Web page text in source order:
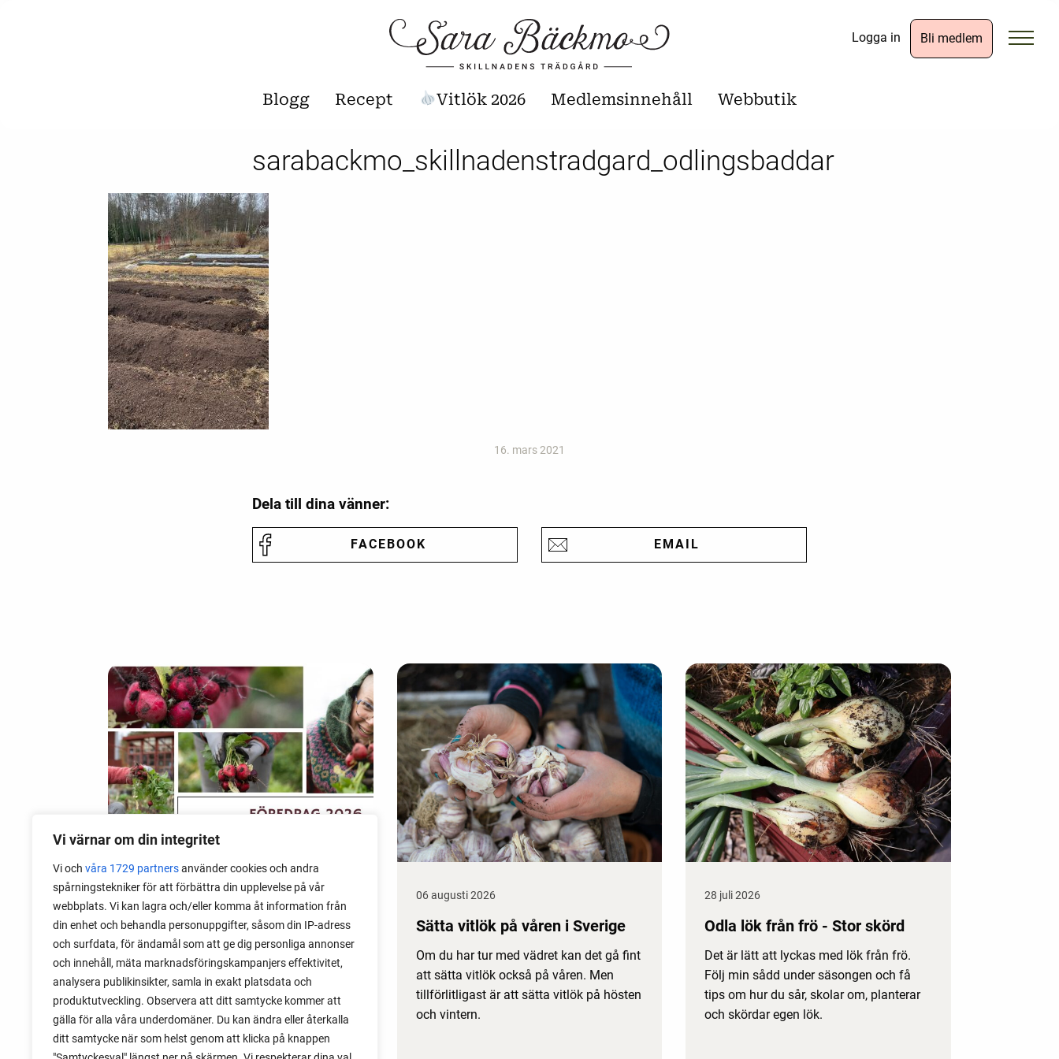
Vi värnar om din integritet
Vi och våra 1729 partnersanvänder cookies och andra
spårningstekniker för att förbättra din upplevelse på vår
webbplats. Vi kan lagra och/eller komma åt information från
din enhet och behandla personuppgifter, såsom din IP-adress
och surfdata, för ändamål som att ge dig personliga annonser
och innehåll, mäta marknadsföringskampanjers effektivitet,
analysera publikinsikter, samla in exakt platsdata och
produktutveckling. Observera att ditt samtycke kommer att
gälla för alla våra underdomäner. Du kan ändra eller återkalla
ditt samtycke när som helst genom att klicka på knappen
Logga in Bli medlem
Blogg Recept Vitlök 2026 Medlemsinnehåll Webbutik
sarabackmo_skillnadenstradgard_odlingsbaddar
16. mars 2021
Dela till dina vänner:
FACEBOOK EMAIL
09 augusti 2026
Föredrag 2026: Odla kreativt i
kris
2026 gör jag en mitt föredrag om att
odla kreativt i kris. Ett evenemang om att
använda odling som förberedelse till
olika typer av kriser.
06 augusti 2026
Sätta vitlök på våren i Sverige
Om du har tur med vädret kan det gå fint
att sätta vitlök också på våren. Men
tillförlitligast är att sätta vitlök på hösten
och vintern.
28 juli 2026
Odla lök från frö - Stor skörd
Det är lätt att lyckas med lök från frö.
Följ min sådd under säsongen och få
tips om hur du sår, skolar om, planterar
och skördar egen lök.